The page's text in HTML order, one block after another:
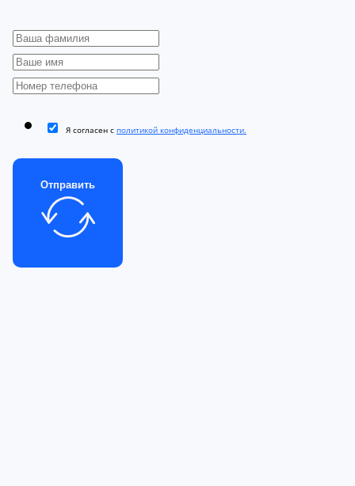
Я согласен с политикой конфиденциальности.
Отправить